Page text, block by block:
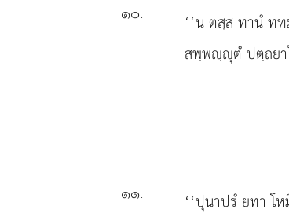
๑๐.
‘‘น ตสฺส ทานํ ท
สพฺพฺุตํ ปตฺถยา
๑๑. ‘‘ปุนาปรํ ยทา โ